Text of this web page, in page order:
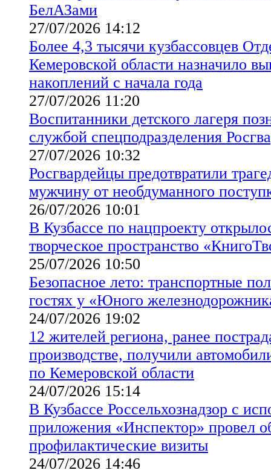
БелАЗами
27/07/2026 14:12
Более 4,3 тысячи кузбассовцев
Кемеровской области назначило
накоплений с начала года
27/07/2026 11:20
Воспитанники детского лагеря
службой спецподразделения
27/07/2026 10:32
Росгвардейцы предотвратили
мужчину от необдуманного
26/07/2026 10:01
В Кузбассе по нацпроекту
творческое пространство
25/07/2026 10:50
Безопасное лето: транспортные
гостях у «Юного
24/07/2026 19:02
12 жителей региона, ранее
производстве, получили
по Кемеровской области
24/07/2026 15:14
В Кузбассе Россельхознадзор с
приложения «Инспектор» провел
профилактические визиты
24/07/2026 14:46